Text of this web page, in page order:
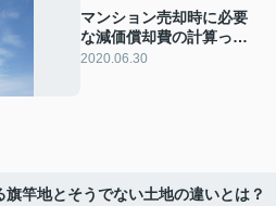
マンション売却時に必要
な減価償却費の計算っ
て？
2020.06.30
竿地とそうでない土地の違いとは？